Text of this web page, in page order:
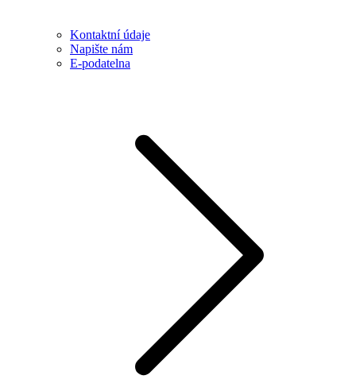
Kontaktní údaje
Napište nám
E-podatelna